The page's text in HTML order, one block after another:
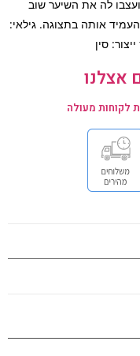
לה את השיער שוב
אותה בתצוגה. גילאי:
מעולה